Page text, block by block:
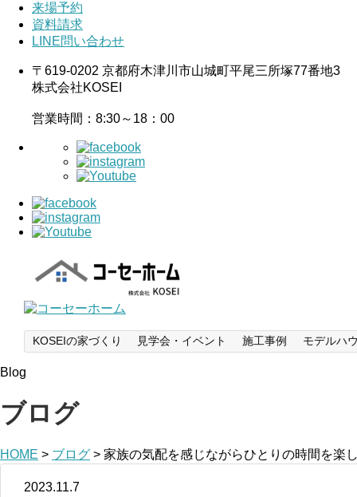
来場予約
資料請求
LINE問い合わせ
〒619-0202 京都府木津川市山城町平尾三所塚77番地3
株式会社KOSEI
営業時間：8:30～18：00
KOSEIの家づくり 見学会・イベント 施工事例 モデルハ
Blog
ブログ
HOME > ブログ > 家族の気配を感じながらひとりの時間を楽
2023.11.7